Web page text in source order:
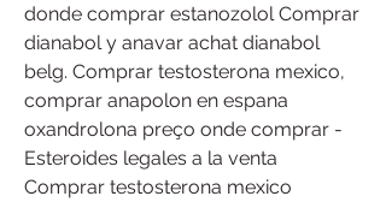
donde comprar estanozolol Comprar
dianabol y anavar achat dianabol
belg. Comprar testosterona mexico,
comprar anapolon en espana
oxandrolona preço onde comprar -
Esteroides legales a la venta
Comprar testosterona mexico